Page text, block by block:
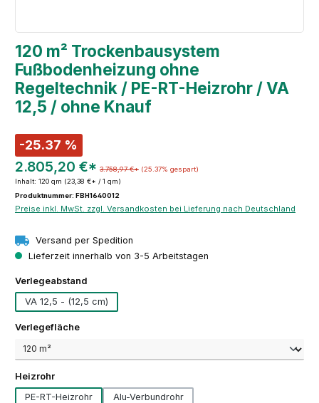
120 m² Trockenbausystem
Fußbodenheizung ohne
Regeltechnik / PE-RT-Heizrohr / VA
12,5 / ohne Knauf
-25.37 %
2.805,20 €* 3.758,97 €* (25.37% gespart)
Inhalt: 120 qm (23,38 €* / 1 qm)
Produktnummer: FBH1640012
Preise inkl. MwSt. zzgl. Versandkosten bei Lieferung nach Deutschland
Versand per Spedition
Lieferzeit innerhalb von 3-5 Arbeitstagen
Verlegeabstand
VA 12,5 - (12,5 cm)
Verlegeflächeauswählen
Heizrohrauswählen
PE-RT-Heizrohr
Alu-Verbundrohr